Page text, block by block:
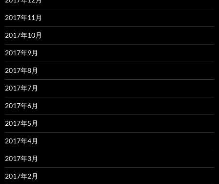
2017年11月
2017年10月
2017年9月
2017年8月
2017年7月
2017年6月
2017年5月
2017年4月
2017年3月
2017年2月